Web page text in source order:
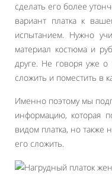
сделать его более
вариант платка к
испытанием. Нужно
материал костюма и
друге. Не говоря уже о
сложить и поместить в
Именно поэтому мы
информацию, которая
видом платка, но также
его сложить.